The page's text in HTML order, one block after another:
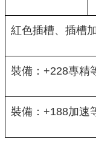
紅色插槽、插槽
裝備：+228專精
裝備：+188加速